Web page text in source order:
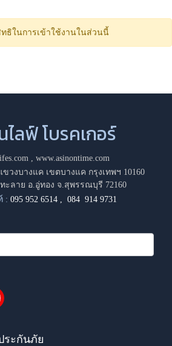
ธิในการเข้าใช้งานในส่วนนี้
ลฟ์ โบรคเกอร์
, www.asinontime.com
วงบางแค เขตบางแค กรุงเทพฯ 10160
ะลาย อ.อู่ทอง จ.สุพรรณบุรี 72160
: 095 952 6514 ,084 914 9731
ระกันภัย